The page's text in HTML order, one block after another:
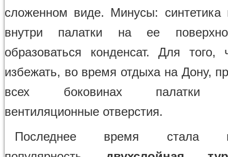
сложенном виде. Минусы:
внутри палатки на ее
образоваться конденсат. Для того,
избежать, во время отдыха на Дону,
всех боковинах палатки
вентиляционные отверстия.
Последнее время стала